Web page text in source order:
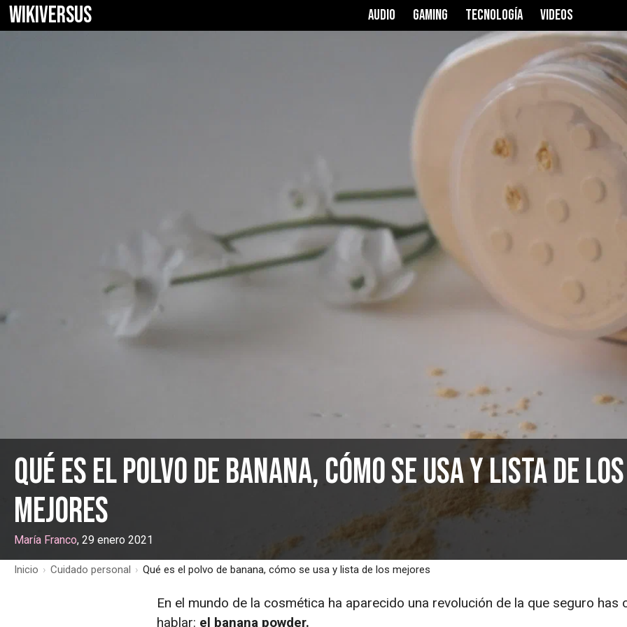
WIKIVERSUS AUDIO GAMING TECNOLOGÍA VIDEOS
Qué es el polvo de banana, cómo se usa y lista de los
mejores
María Franco, 29 enero 2021
Inicio › Cuidado personal › Qué es el polvo de banana, cómo se usa y lista de los mejores
En el mundo de la cosmética ha aparecido una revolución de la que seguro has
hablar: el banana powder.